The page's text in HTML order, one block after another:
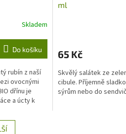
Skladem
Do košíku
rubín z naší
ovocnými
dřínu je
a úcty k
ml
65 Kč
Skvělý salátek ze
cibule. Příjemně
sýrům nebo do